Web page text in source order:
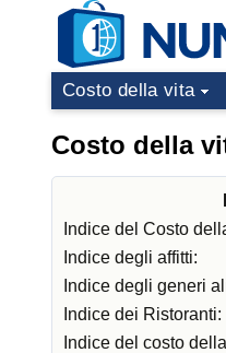
Costo della vita
Costo della
Indice del Costo
Indice degli affitti:
Indice degli generi
Indice dei Ristoranti:
Indice del costo